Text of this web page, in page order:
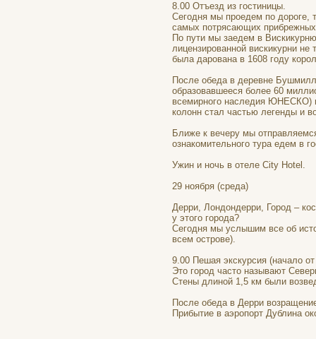
8.00 Отъезд из гостиницы.
Сегодня мы проедем по дороге,
самых потрясающих
По пути мы заедем в
лицензированной вискикурни
была дарована в 1608 году
После обеда в деревне
образовавшееся более 60
всемирного наследия ЮНЕСКО)
колонн стал частью легенды и
Ближе к вечеру мы
ознакомительного тура едем в
Ужин и ночь в отеле City Hotel.
29 ноября (среда)
Дерри, Лондондерри, Город –
у этого города?
Сегодня мы услышим все об
всем острове).
9.00 Пешая экскурсия (начало
Это город часто называют
Стены длиной 1,5 км были
После обеда в Дерри
Прибытие в аэропорт Дублина